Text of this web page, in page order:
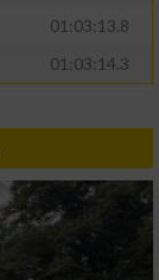
01:03:13.8
01:03:14.3